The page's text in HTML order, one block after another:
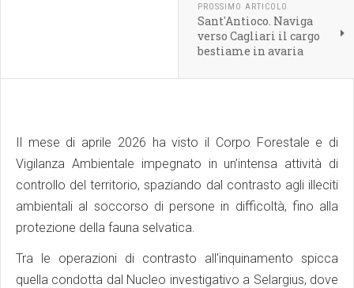
PROSSIMO ARTICOLO
Sant'Antioco. Naviga
verso Cagliari il cargo
bestiame in avaria
Il mese di aprile 2026 ha visto il Corpo Forestale e di
Vigilanza Ambientale impegnato in un’intensa attività di
controllo del territorio, spaziando dal contrasto agli illeciti
ambientali al soccorso di persone in difficoltà, fino alla
protezione della fauna selvatica.
Tra le operazioni di contrasto all'inquinamento spicca
quella condotta dal Nucleo investigativo a Selargius, dove